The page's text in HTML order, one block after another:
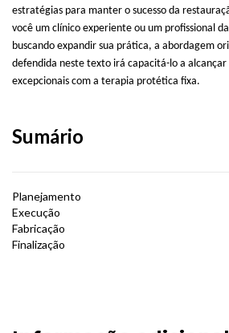
estratégias para manter o sucesso da
você um clínico experiente ou um profissional
buscando expandir sua prática, a abordagem
defendida neste texto irá capacitá-lo a alcançar
excepcionais com a terapia protética fixa.
Sumário
Planejamento
Execução
Fabricação
Finalização